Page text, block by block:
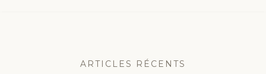
ARTICLES RÉCENTS